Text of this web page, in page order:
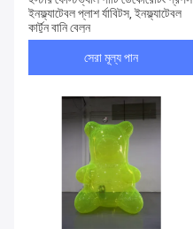
ইনফ্ল্যাটেবল প্লাশ র্যাবিটস, ইনফ্ল্যাটেবল
কার্টুন বানি বেলুন
সেরা মূল্য পান